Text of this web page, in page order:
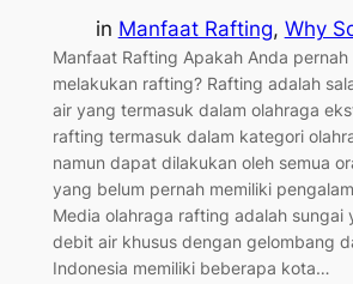
in Manfaat Rafting, Why
Manfaat Rafting Apakah Anda pernah
melakukan rafting? Rafting adalah
air yang termasuk dalam olahraga
rafting termasuk dalam kategori
namun dapat dilakukan oleh semua
yang belum pernah memiliki
Media olahraga rafting adalah sungai
debit air khusus dengan gelombang
Indonesia memiliki beberapa kota…